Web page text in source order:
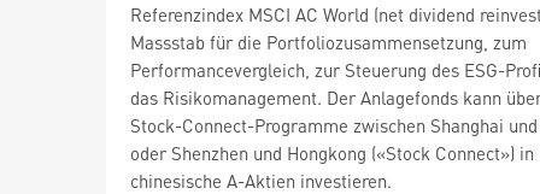
Referenzindex MSCI AC World (net dividend
Massstab für die Portfoliozusammensetzung, zum
Performancevergleich, zur Steuerung des ESG-
das Risikomanagement. Der Anlagefonds kann
Stock-Connect-Programme zwischen Shanghai
oder Shenzhen und Hongkong («Stock Connect») in
chinesische A-Aktien investieren.